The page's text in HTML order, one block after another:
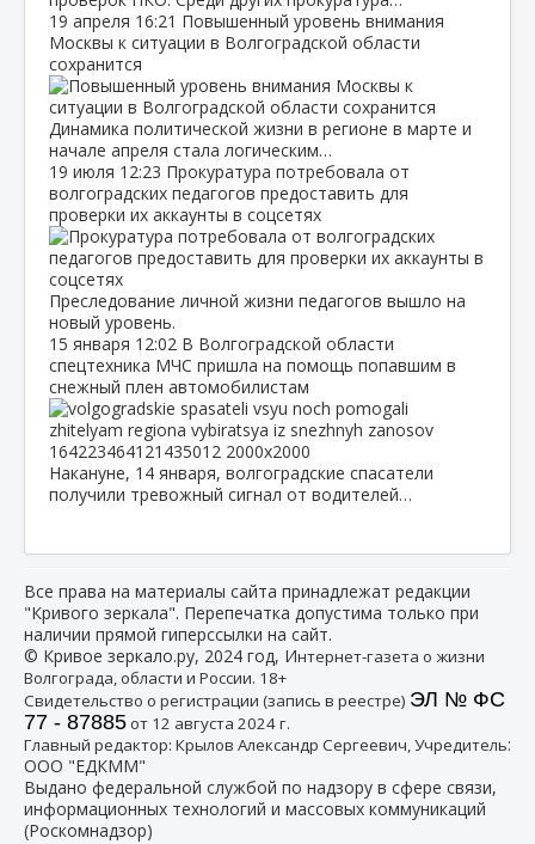
19 апреля 16:21 Повышенный уровень внимания
Москвы к ситуации в Волгоградской области
сохранится
Динамика политической жизни в регионе в марте и
начале апреля стала логическим…
19 июля 12:23 Прокуратура потребовала от
волгоградских педагогов предоставить для
проверки их аккаунты в соцсетях
Преследование личной жизни педагогов вышло на
новый уровень.
15 января 12:02 В Волгоградской области
спецтехника МЧС пришла на помощь попавшим в
снежный плен автомобилистам
Накануне, 14 января, волгоградские спасатели
получили тревожный сигнал от водителей…
Все права на материалы сайта принадлежат редакции
"Кривого зеркала". Перепечатка допустима только при
наличии прямой гиперссылки на сайт.
© Кривое зеркало.ру, 2024 год, Интернет-газета о жизни
Волгограда, области и России. 18+
Свидетельство о регистрации (запись в реестре) ЭЛ № ФС
77 - 87885от 12 августа 2024 г.
Главный редактор: Крылов Александр Сергеевич, Учредитель:
ООО "ЕДКММ"
Выдано федеральной службой по надзору в сфере связи,
информационных технологий и массовых коммуникаций
(Роскомнадзор)